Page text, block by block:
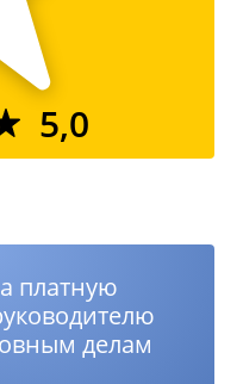
5,0
платную
делам